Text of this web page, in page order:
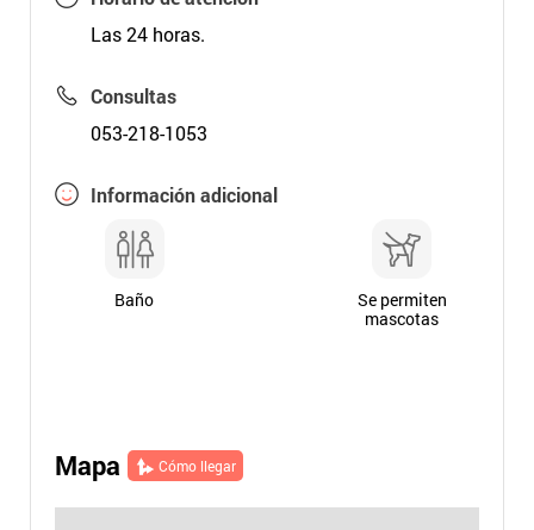
Las 24 horas.
Consultas
053-218-1053
Información adicional
Baño
Se permiten
mascotas
Mapa Cómo llegar